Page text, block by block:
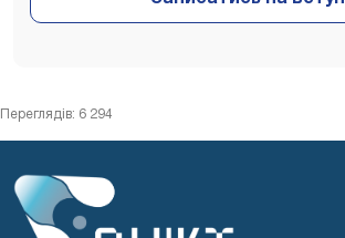
Переглядів: 6 294